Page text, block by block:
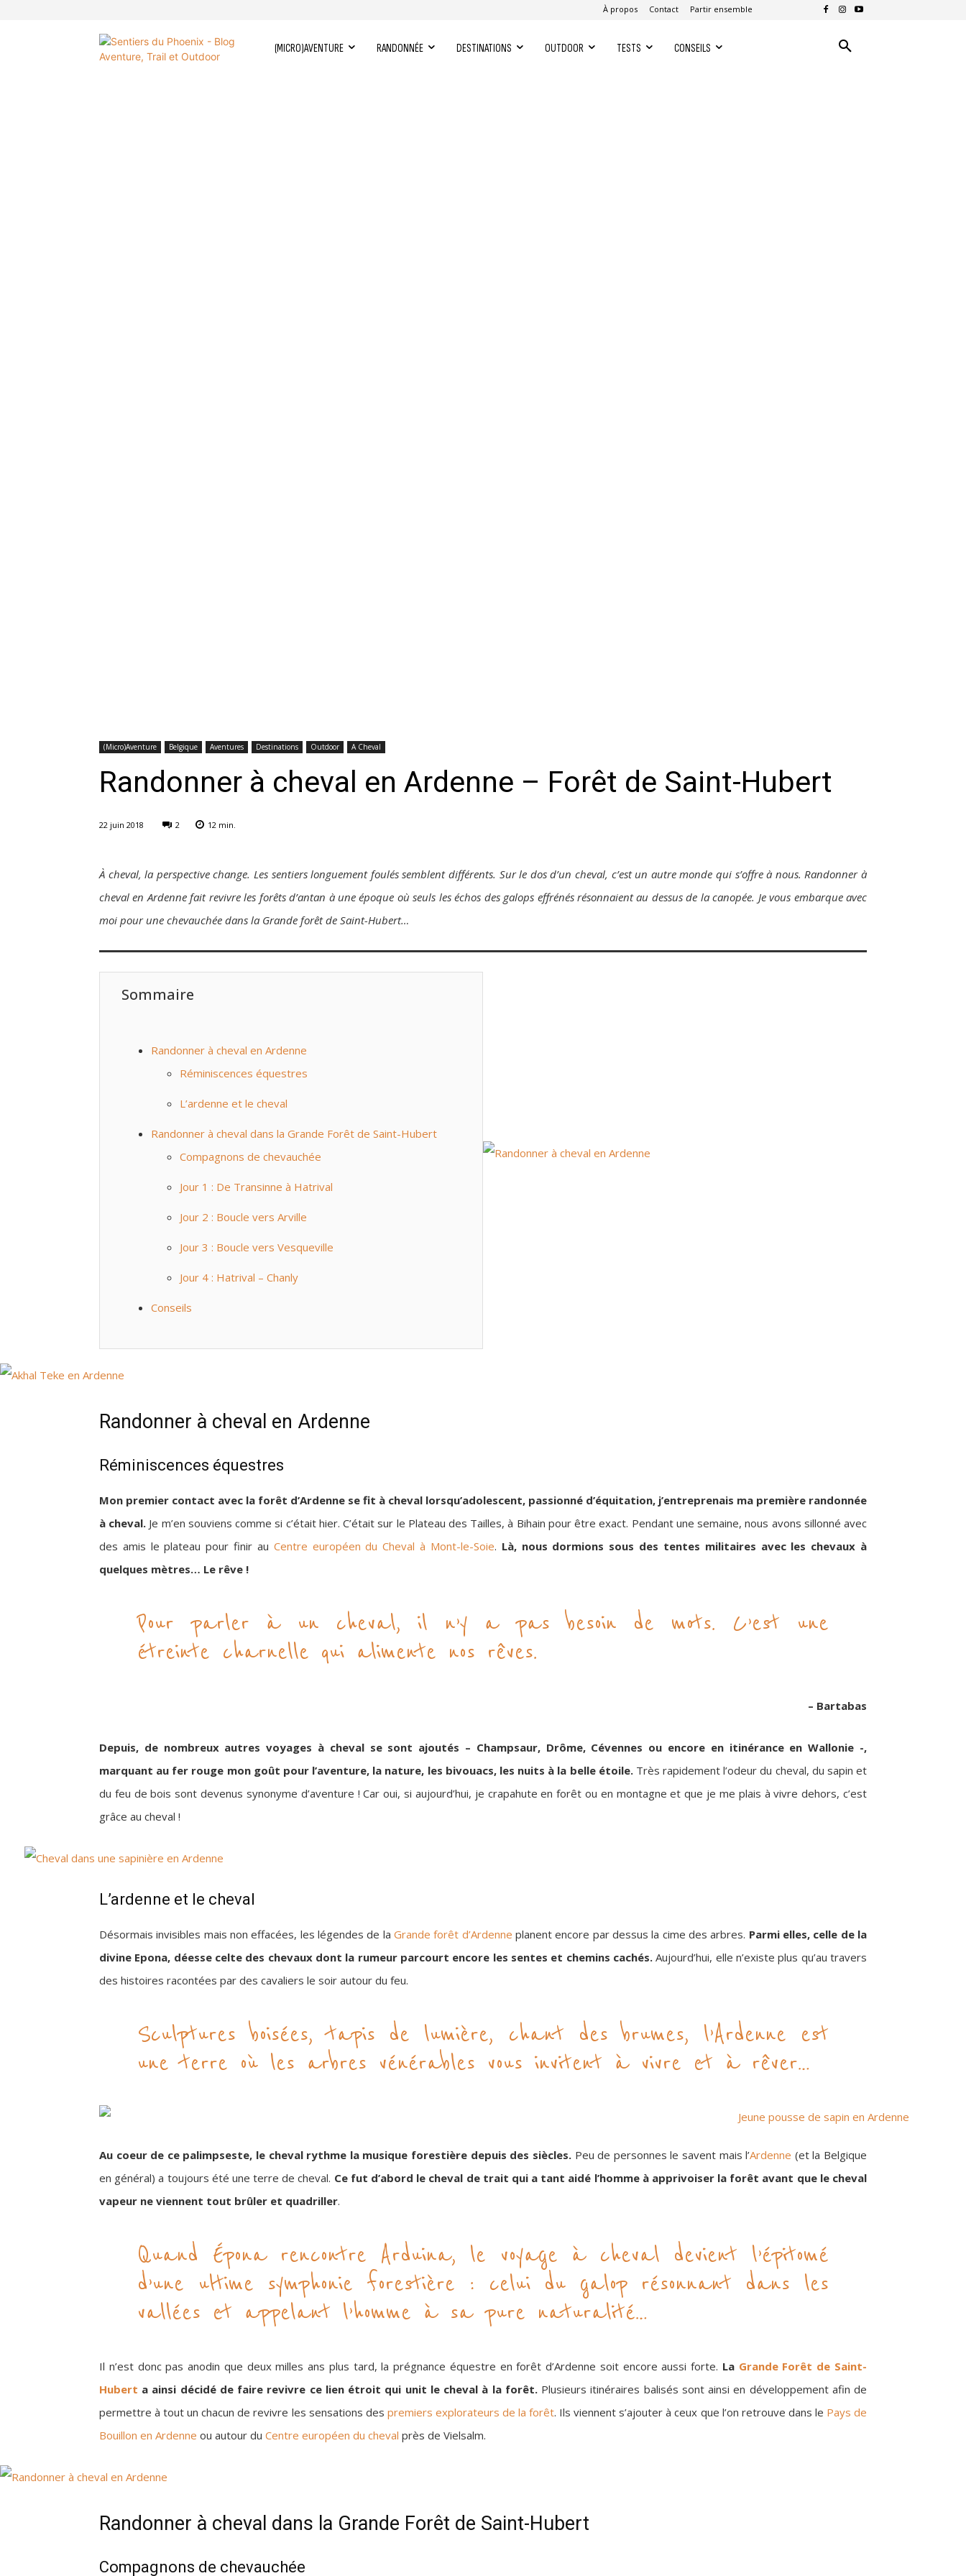
À propos Contact Partir ensemble
(MICRO)AVENTURE RANDONNÉE DESTINATIONS OUTDOOR TESTS CONSEILS
(Micro)Aventure Belgique Aventures Destinations Outdoor A Cheval
Randonner à cheval en Ardenne – Forêt de Saint-Hubert
22 juin 2018 2 12 min.
À cheval, la perspective change. Les sentiers longuement foulés semblent différents. Sur le dos d’un cheval, c’est un autre monde qui s’offre à nous. Randonner à
cheval en Ardenne fait revivre les forêts d’antan à une époque où seuls les échos des galops effrénés résonnaient au dessus de la canopée. Je vous embarque avec
moi pour une chevauchée dans la Grande forêt de Saint-Hubert…
Sommaire
Randonner à cheval en Ardenne
Réminiscences équestres
L’ardenne et le cheval
Randonner à cheval dans la Grande Forêt de Saint-Hubert
Compagnons de chevauchée
Jour 1 : De Transinne à Hatrival
Jour 2 : Boucle vers Arville
Jour 3 : Boucle vers Vesqueville
Jour 4 : Hatrival – Chanly
Conseils
Randonner à cheval en Ardenne
Réminiscences équestres
Mon premier contact avec la forêt d’Ardenne se fit à cheval lorsqu’adolescent, passionné d’équitation, j’entreprenais ma première randonnée
à cheval. Je m’en souviens comme si c’était hier. C’était sur le Plateau des Tailles, à Bihain pour être exact. Pendant une semaine, nous avons sillonné avec
des amis le plateau pour finir au Centre européen du Cheval à Mont-le-Soie. Là, nous dormions sous des tentes militaires avec les chevaux à
quelques mètres… Le rêve !
Pour parler à un cheval, il n’y a pas besoin de mots. C’est une
étreinte charnelle qui alimente nos rêves.
– Bartabas
Depuis, de nombreux autres voyages à cheval se sont ajoutés – Champsaur, Drôme, Cévennes ou encore en itinérance en Wallonie -,
marquant au fer rouge mon goût pour l’aventure, la nature, les bivouacs, les nuits à la belle étoile. Très rapidement l’odeur du cheval, du sapin et
du feu de bois sont devenus synonyme d’aventure ! Car oui, si aujourd’hui, je crapahute en forêt ou en montagne et que je me plais à vivre dehors, c’est
grâce au cheval !
L’ardenne et le cheval
Désormais invisibles mais non effacées, les légendes de la Grande forêt d’Ardenne planent encore par dessus la cime des arbres. Parmi elles, celle de la
divine Epona, déesse celte des chevaux dont la rumeur parcourt encore les sentes et chemins cachés. Aujourd’hui, elle n’existe plus qu’au travers
des histoires racontées par des cavaliers le soir autour du feu.
Sculptures boisées, tapis de lumière, chant des brumes, l’Ardenne est
une terre où les arbres vénérables vous invitent à vivre et à rêver…
Au coeur de ce palimpseste, le cheval rythme la musique forestière depuis des siècles.Peu de personnes le savent mais l’Ardenne (et la Belgique
en général) a toujours été une terre de cheval. Ce fut d’abord le cheval de trait qui a tant aidé l’homme à apprivoiser la forêt avant que le cheval
vapeur ne viennent tout brûler et quadriller.
Quand Épona rencontre Arduina, le voyage à cheval devient l’épitomé
d’une ultime symphonie forestière : celui du galop résonnant dans les
vallées et appelant l’homme à sa pure naturalité…
Il n’est donc pas anodin que deux milles ans plus tard, la prégnance équestre en forêt d’Ardenne soit encore aussi forte. La Grande Forêt de Saint-
Hubert a ainsi décidé de faire revivre ce lien étroit qui unit le cheval à la forêt.Plusieurs itinéraires balisés sont ainsi en développement afin de
permettre à tout un chacun de revivre les sensations des premiers explorateurs de la forêt. Ils viennent s’ajouter à ceux que l’on retrouve dans le Pays de
Bouillon en Ardenne ou autour du Centre européen du cheval près de Vielsalm.
Randonner à cheval dans la Grande Forêt de Saint-Hubert
Compagnons de chevauchée